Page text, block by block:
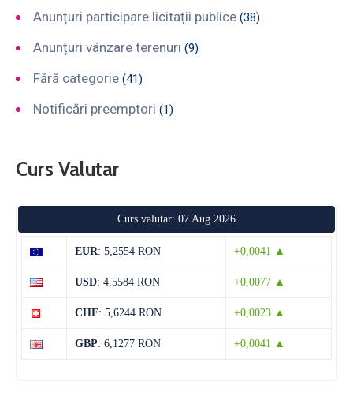
Anunțuri participare licitații publice (38)
Anunțuri vânzare terenuri (9)
Fără categorie (41)
Notificări preemptori (1)
Curs Valutar
Curs valutar: 07 Aug 2026
EUR: 5,2554 RON +0,0041 ▲
USD: 4,5584 RON +0,0077 ▲
CHF: 5,6244 RON +0,0023 ▲
GBP: 6,1277 RON +0,0041 ▲